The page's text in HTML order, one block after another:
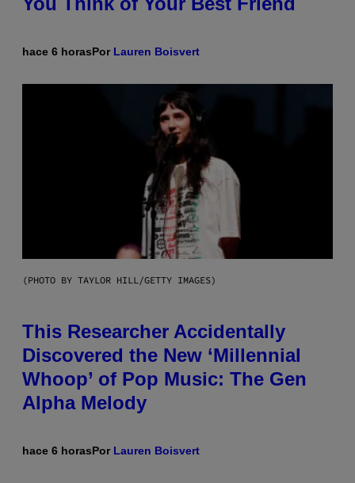
hace 6 horasPor Lauren Boisvert
(PHOTO BY TAYLOR HILL/GETTY IMAGES)
This Researcher Accidentally
Discovered the New ‘Millennial
Whoop’ of Pop Music: The Gen
Alpha Melody
hace 6 horasPor Lauren Boisvert